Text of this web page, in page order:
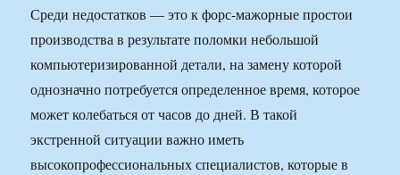
Среди недостатков — это к форс-мажорные простои
производства в результате поломки небольшой
компьютеризированной детали, на замену которой
однозначно потребуется определенное время, которое
может колебаться от часов до дней. В такой
экстренной ситуации важно иметь
высокопрофессиональных специалистов, которые в